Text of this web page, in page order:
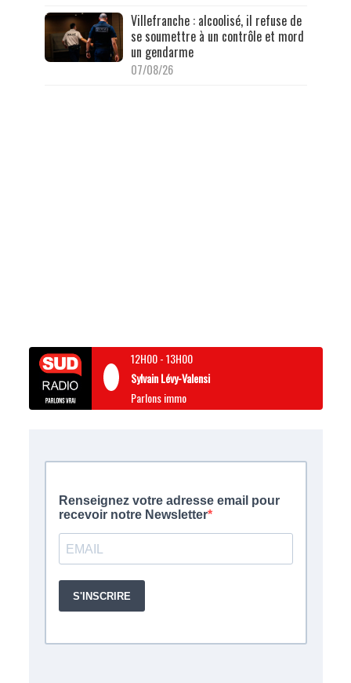
Villefranche : alcoolisé, il refuse de
se soumettre à un contrôle et mord
un gendarme
07/08/26
12H00-13H00
Sylvain Lévy-Valensi
Parlons immo